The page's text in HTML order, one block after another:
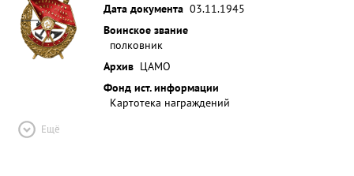
Дата документа 03.11.1945
Воинское звание
полковник
Архив ЦАМО
Фонд ист. информации
Картотека награждений
Ещё